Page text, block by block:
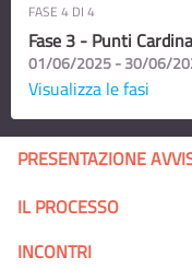
FASE 4 DI 4
Fase 3 - Punti
01/06/2025 - 30/06/
Visualizza le fasi
PRESENTAZIONE
IL PROCESSO
INCONTRI